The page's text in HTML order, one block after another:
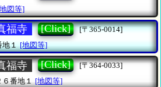
図等]
福寺 [Click]
[〒365-0014]
地１ [地図等]
福寺 [Click]
[〒364-0033]
番地１ [地図等]